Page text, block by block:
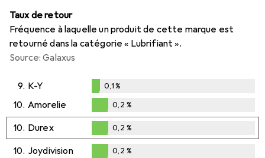
Taux de retour
Fréquence à laquelle un produit de cette marque est
retourné dans la catégorie « Lubrifiant ».
Source: Galaxus
9. K-Y
%
0,1%
10. Amorelie
0,2%
0,2 %
10. Durex
0,2%
0,2 %
10. Joydivision 0,2 %